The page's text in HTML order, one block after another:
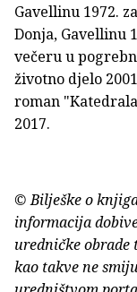
Gavellinu 1972.
Donja, Gavellinu
večeru u
životno djelo
roman
2017.
© Bilješke o
informacija
uredničke obrade
kao takve ne